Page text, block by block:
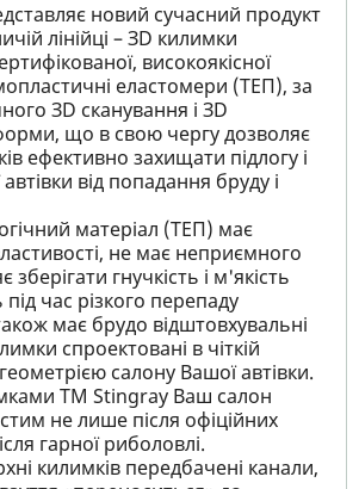
новий сучасний продукт
лінійці – ЗD килимки
високоякісної
еластомери (ТЕП), за
ЗD сканування і ЗD
що в свою чергу дозволяє
ефективно захищати підлогу і
від попадання бруду і
матеріал (ТЕП) має
не має неприємного
зберігати гнучкість і м'якість
під час різкого перепаду
має брудо відштовхувальні
спроектовані в чіткій
геометрією салону Вашої автівки.
TM Stingray Ваш салон
не лише після офіційних
гарної риболовлі.
килимків передбачені канали,